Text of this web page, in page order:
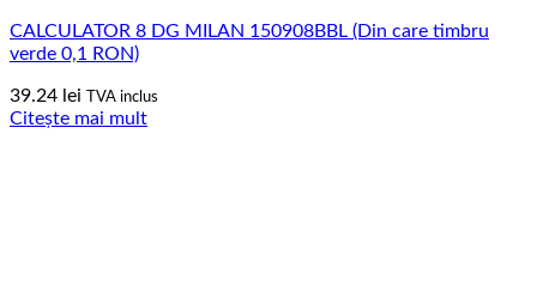
CALCULATOR 8 DG MILAN 150908BBL (Din care timbru
verde 0,1 RON)
39.24 lei TVA inclus
Citește mai mult